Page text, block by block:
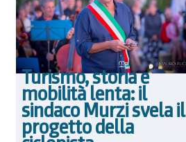
Turismo, storia e
mobilità lenta: il
sindaco Murzi svela il
progetto della